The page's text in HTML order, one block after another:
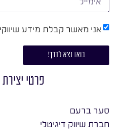
אני מאשר קבלת מידע
בואו נצא לדרך!
פרטי
סער ברעם
חברת שיווק דיגיטלי